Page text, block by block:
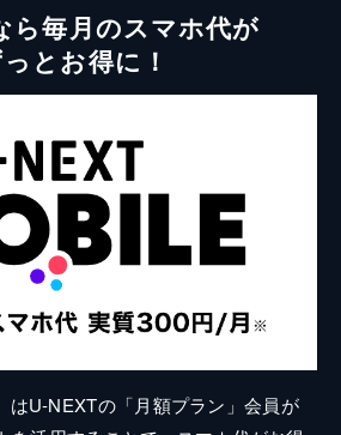
ら毎月のスマホ代が
とお得に！
はU-NEXTの「月額プラン」会員が